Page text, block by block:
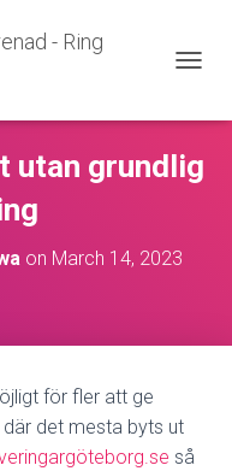
- Ring
G
L
utan grundlig
on March 14, 2023
för fler att ge
det mesta byts ut
så